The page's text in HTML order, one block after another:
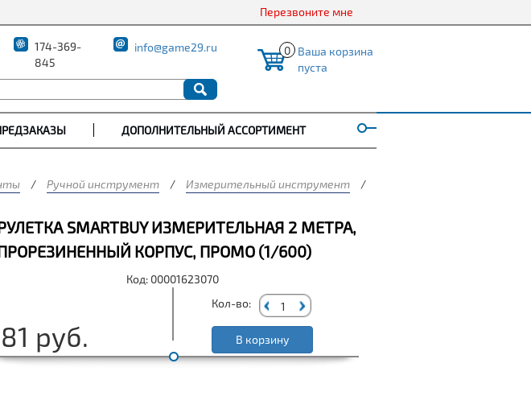
Перезвоните мне
174-369-
845
info@game29.ru 0 Ваша корзина
пуста
ДОПОЛНИТЕЛЬНЫЙ АССОРТИМЕНТ
/ Ручной инструмент / Измерительный инструмент /
SMARTBUY ИЗМЕРИТЕЛЬНАЯ 2 МЕТРА,
КОРПУС, ПРОМО (1/600)
Код: 00001623070
81 руб.
Кол-во:
В корзину